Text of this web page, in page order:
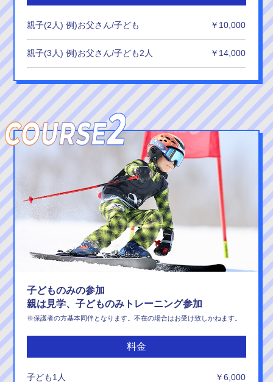
親子(2人) 例)お父さん/子ども ￥10,000
親子(3人) 例)お父さん/子ども2人 ￥14,000
子どものみの参加
親は見学、子どものみトレーニング参加
※保護者の方基本同伴となります。不在の場合はお受け致しかねます。
料金
子ども1人 ￥6,000